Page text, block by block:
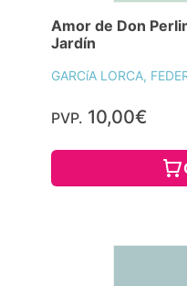
Amor de Don
Jardín
GARCíA LORCA,
PVP. 10,00€